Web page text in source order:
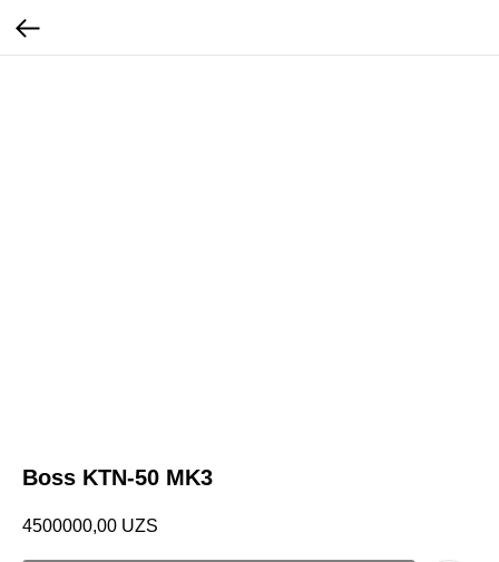
Boss KTN-50 MK3
4500000,00 UZS